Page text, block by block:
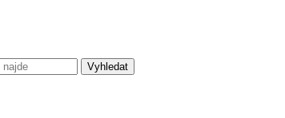
Vyhledat